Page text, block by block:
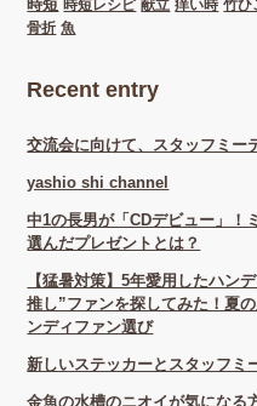
時短 時短レシピ 献立 痒い時 竹ひ
骨折 魚
Recent entry
交流会に向けて、スタッフミー
yashio shi channel
中1の長男が「CDデビュー」！
選んだプレゼントとは？
【猛暑対策】5年愛用したハン
推し”ファンを探してみた！夏
ンディファン選び
新しいステッカーとスタッフミ
金魚の水槽のニオイが気になる